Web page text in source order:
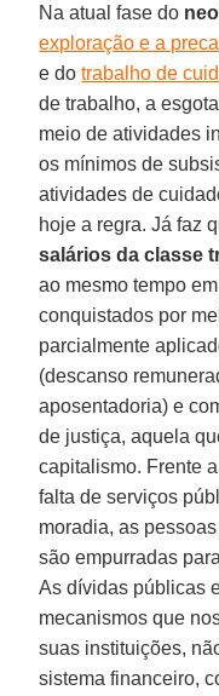
Na atual fase do
exploração e a
e do trabalho de
de trabalho, a
meio de atividades
os mínimos de
atividades de
hoje a regra. Já faz
salários da classe
ao mesmo tempo
conquistados por
parcialmente
(descanso
aposentadoria) e
de justiça, aquela
capitalismo. Frente
falta de serviços
moradia, as
são empurradas
As dívidas públicas
mecanismos que
suas instituições,
sistema financeiro,